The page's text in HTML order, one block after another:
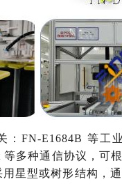
：FN-E1684B 等工
等多种通信协议，可
星型或树形结构，